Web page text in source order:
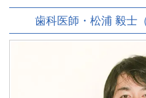
歯科医師・松浦 毅士